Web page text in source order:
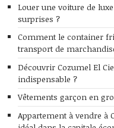
Louer une voiture de
surprises ?
Comment le container
transport de
Découvrir Cozumel El
indispensable ?
Vêtements garçon en
Appartement à vendre à